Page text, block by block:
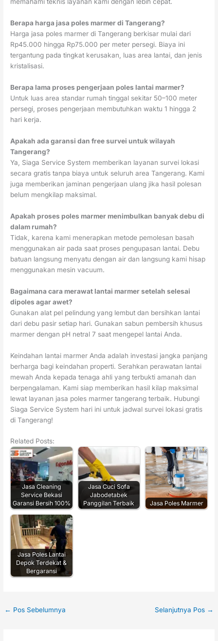
memahami teknis layanan kami dengan lebih cepat.
Berapa harga jasa poles marmer di Tangerang?
Harga jasa poles marmer di Tangerang berkisar mulai dari
Rp45.000 hingga Rp75.000 per meter persegi. Biaya ini
tergantung pada tingkat kerusakan, luas area lantai, dan jenis
kristalisasi.
Berapa lama proses pengerjaan poles lantai marmer?
Untuk luas area standar rumah tinggal sekitar 50–100 meter
persegi, proses pengerjaan membutuhkan waktu 1 hingga 2
hari kerja.
Apakah ada garansi dan free survei untuk wilayah
Tangerang?
Ya, Siaga Service System memberikan layanan survei lokasi
secara gratis tanpa biaya untuk seluruh area Tangerang. Kami
juga memberikan jaminan pengerjaan ulang jika hasil polesan
belum mengkilap maksimal.
Apakah proses poles marmer menimbulkan banyak debu di
dalam rumah?
Tidak, karena kami menerapkan metode pemolesan basah
menggunakan air pada saat proses pengupasan lantai. Debu
batuan langsung menyatu dengan air dan langsung kami hisap
menggunakan mesin vacuum.
Bagaimana cara merawat lantai marmer setelah selesai
dipoles agar awet?
Gunakan alat pel pelindung yang lembut dan bersihkan lantai
dari debu pasir setiap hari. Gunakan sabun pembersih khusus
marmer dengan pH netral 7 saat mengepel lantai Anda.
Keindahan lantai marmer Anda adalah investasi jangka panjang
berharga bagi keindahan properti. Serahkan perawatan lantai
mewah Anda kepada tenaga ahli yang terbukti amanah dan
berpengalaman. Kami siap memberikan hasil kilap maksimal
lewat layanan jasa poles marmer tangerang terbaik. Hubungi
Siaga Service System hari ini untuk jadwal survei lokasi gratis
di Tangerang!
Related Posts:
Jasa Cleaning
Service Bekasi
Garansi Bersih 100%
Jasa Cuci Sofa
Jabodetabek
Panggilan Terbaik
Jasa Poles Marmer
Jasa Poles Lantai
Depok Terdekat &
Bergaransi
← Pos Sebelumnya Selanjutnya Pos →